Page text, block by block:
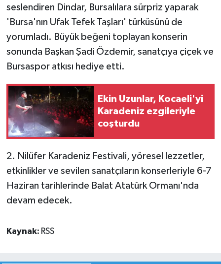
seslendiren Dindar, Bursalılara sürpriz yaparak
'Bursa'nın Ufak Tefek Taşları' türküsünü de
yorumladı. Büyük beğeni toplayan konserin
sonunda Başkan Şadi Özdemir, sanatçıya çiçek ve
Bursaspor atkısı hediye etti.
Ekin Uzunlar, Kocaeli'yi
Karadeniz ezgileriyle
coşturdu
2. Nilüfer Karadeniz Festivali, yöresel lezzetler,
etkinlikler ve sevilen sanatçıların konserleriyle 6-7
Haziran tarihlerinde Balat Atatürk Ormanı'nda
devam edecek.
Kaynak: RSS